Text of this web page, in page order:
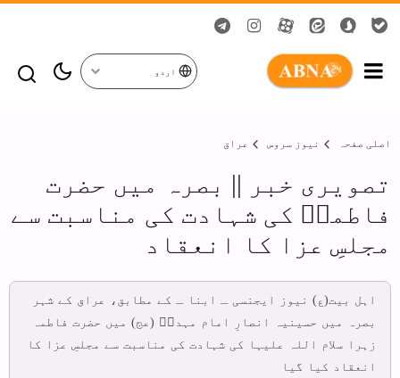
اردو
اصلی صفحہ نیوز سروس عراق
تصویری خبر || بصرہ میں حضرت
فاطمہؑ کی شہادت کی مناسبت سے
مجلسِ عزا کا انعقاد
اہل بیت(ع) نیوز ایجنسی ـ ابنا ـ کے مطابق، عراق کے شہر
بصرہ میں حسینیہ انصارِ امام مہدیؑ (عج) میں حضرت فاطمہ
زہرا سلام اللہ علیہا کی شہادت کی مناسبت سے مجلسِ عزا کا
انعقاد کیا گیا